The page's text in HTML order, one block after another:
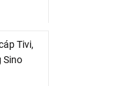
Tivi,
Sino